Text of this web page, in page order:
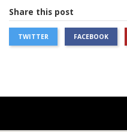
Share this post
TWITTER FACEBOOK